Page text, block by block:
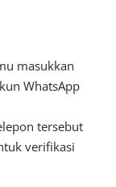
masukkan
WhatsApp
tersebut
verifikasi